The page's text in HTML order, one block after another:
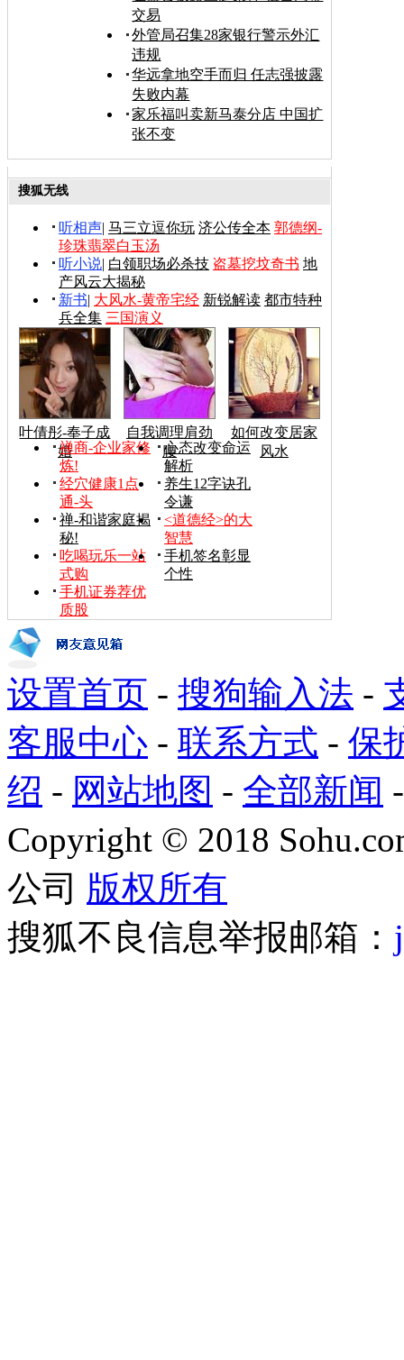
交易
外管局召集28家银行警示外汇
违规
华远拿地空手而归 任志强披露
失败内幕
家乐福叫卖新马泰分店 中国扩
张不变
搜狐无线
听相声| 马三立逗你玩 济公传全本 郭德纲-
珍珠翡翠白玉汤
听小说| 白领职场必杀技 盗墓挖坟奇书 地
产风云大揭秘
新书| 大风水-黄帝宅经 新锐解读 都市特种
兵全集 三国演义
叶倩彤-奉子成
婚
自我调理肩劲
腰
如何改变居家
风水
禅商-企业家修
炼!
心态改变命运
解析
经穴健康1点
通-头
养生12字诀孔
令谦
禅-和谐家庭揭
秘!
<道德经>的大
智慧
吃喝玩乐一站
式购
手机签名彰显
个性
手机证券荐优
质股
设置首页 - 搜狗输入法 -
客服中心 - 联系方式 - 保
绍 - 网站地图 - 全部新闻
Copyright © 2018
公司 版权所有
搜狐不良信息举报邮箱：